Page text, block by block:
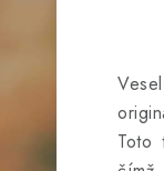
Toto